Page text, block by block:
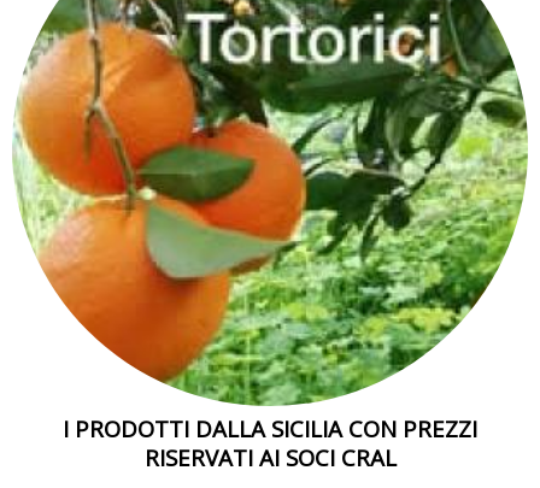
I PRODOTTI DALLA SICILIA CON PREZZI
RISERVATI AI SOCI CRAL